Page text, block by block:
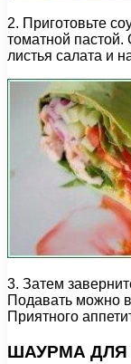
2. Приготовьте
томатной
листья салата и
3. Затем
Подавать можно
Приятного
ШАУРМА ДЛЯ